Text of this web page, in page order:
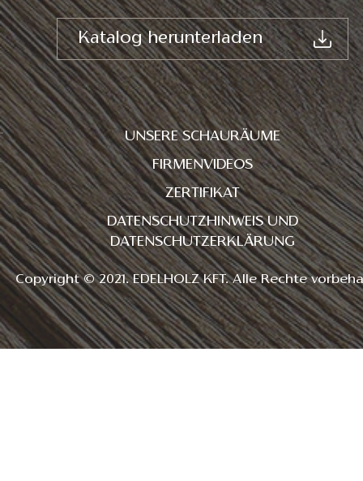
Katalog herunterladen
UNSERE SCHAURÄUME
FIRMENVIDEOS
ZERTIFIKAT
DATENSCHUTZHINWEIS UND
DATENSCHUTZERKLÄRUNG
Copyright © 2021. EDELHOLZ KFT. Alle Rechte